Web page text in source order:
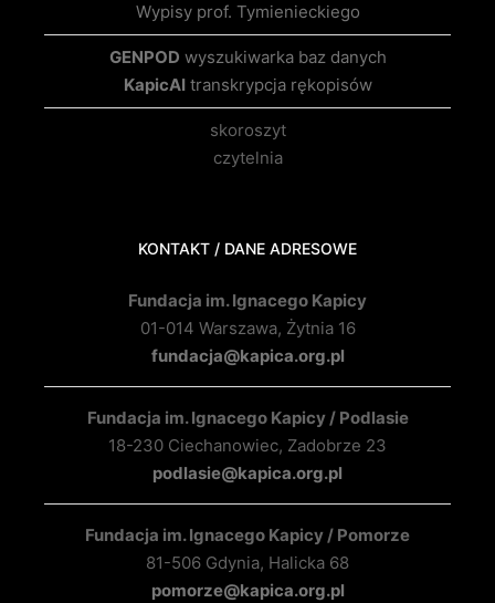
Wypisy prof. Tymienieckiego
GENPOD wyszukiwarka baz danych
KapicAItranskrypcja rękopisów
skoroszyt
czytelnia
KONTAKT / DANE ADRESOWE
Fundacja im. Ignacego Kapicy
01-014 Warszawa, Żytnia 16
fundacja@kapica.org.pl
Fundacja im. Ignacego Kapicy / Podlasie
18-230 Ciechanowiec, Zadobrze 23
podlasie@kapica.org.pl
Fundacja im. Ignacego Kapicy / Pomorze
81-506 Gdynia, Halicka 68
pomorze@kapica.org.pl